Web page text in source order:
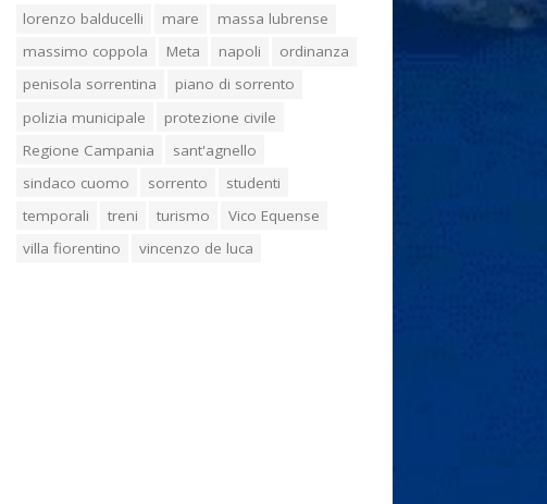
lorenzo balducelli
mare
massa lubrense
massimo coppola
Meta napoli
ordinanza
penisola sorrentina
piano di sorrento
polizia municipale
protezione civile
Regione Campania
sant'agnello
sindaco cuomo
sorrento
studenti
temporali
treni turismo
Vico Equense
villa fiorentino
vincenzo de luca